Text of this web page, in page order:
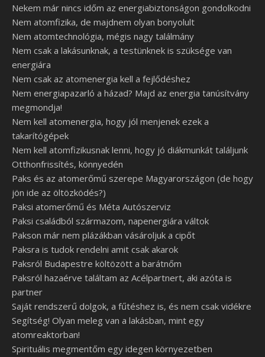
Nekem már nincs időm az energiabiztonságon gondolkodni
Nem atomfizika, de majdnem olyan bonyolult
Nem atomtechnológia, mégis nagy találmány
Nem csak a lakásunknak, a testünknek is szüksége van
energiára
Nem csak az atomenergia kell a fejlődéshez
Nem energiapazarló a házad? Majd az energia tanúsítvány
megmondja!
Nem kell atomenergia, hogy jól menjenek ezek a
takarítógépek
Nem kell atomfizikusnak lenni, hogy jó diákmunkát találjunk
Otthonfrissítés, könnyedén
Paks és az atomerőmű szerepe Magyarországon (de hogy
jön ide az öltözködés?)
Paksi atomerőmű és Méta Autószerviz
Paksi családból származom, napenergiára váltok
Pakson már nem plázákban vásároljuk a cipőt
Paksra is tudok rendelni amit csak akarok
Paksról Budapestre költözött a barátnőm
Paksról hazaérve találtam az Acélpartnert, aki azóta is
partner
Saját rendszerű dolgok, a fűtéshez is, és nem csak vidékre
Segítség! Olyan meleg van a lakásban, mint egy
atomreaktorban!
Spirituális megmentőm egy idegen környezetben